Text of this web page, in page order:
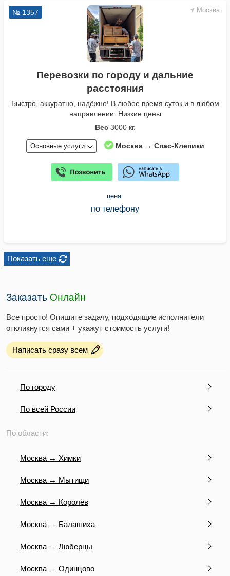
Москва
№ 1357
Перевозки по городу и дальние
расстояния
Быстро, аккуратно, надёжно! В любое время суток и в любом
направлении. Низкие цены
Вес3000 кг.
Основные услуги Москва → Спас-Клепики
цена:
по телефону
Показать еще
Заказать Онлайн
Все просто! Опишите задачу, подходящие исполнители
откликнутся сами + укажут стоимость услуги!
Написать сразу всем
По городу
По всей России
По области:
Москва → Химки
Москва → Мытищи
Москва → Королёв
Москва → Балашиха
Москва → Люберцы
Москва → Одинцово